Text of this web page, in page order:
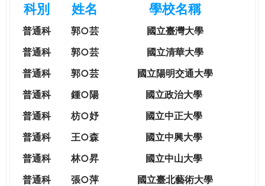
e
科別 姓名 學校名稱
普通科 郭○芸
國立臺灣大學
普通科
郭○芸
國立清華大學
普通科
郭○芸
國立陽明交通大學
普通科
鍾○陽
國立政治大學
普通科
枋○妤
國立中正大學
普通科
王○森
國立中興大學
普通科
林○昇
國立中山大學
普通科
張○萍
國立臺北藝術大學